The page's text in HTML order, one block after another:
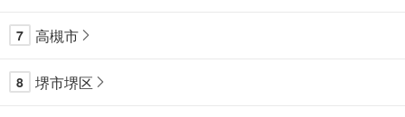
7 高槻市
8 堺市堺区